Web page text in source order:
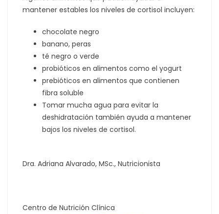
mantener estables los niveles de cortisol incluyen:
chocolate negro
banano, peras
té negro o verde
probióticos en alimentos como el yogurt
prebióticos en alimentos que contienen
fibra soluble
Tomar mucha agua para evitar la
deshidratación también ayuda a mantener
bajos los niveles de cortisol.
Dra. Adriana Alvarado, MSc., Nutricionista
Centro de Nutrición Clínica